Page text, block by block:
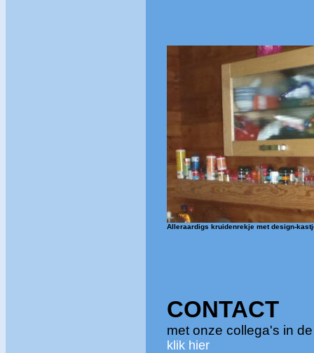
Alleraardigs kruidenrekje met design-
CONTACT
met onze collega's in
klik hier